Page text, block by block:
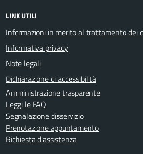
LINK UTILI
Informazioni in merito al trattamento dei
Informativa privacy
Note legali
Dichiarazione di accessibilità
Amministrazione trasparente
Leggi le FAQ
Segnalazione disservizio
Prenotazione appuntamento
Richiesta d'assistenza